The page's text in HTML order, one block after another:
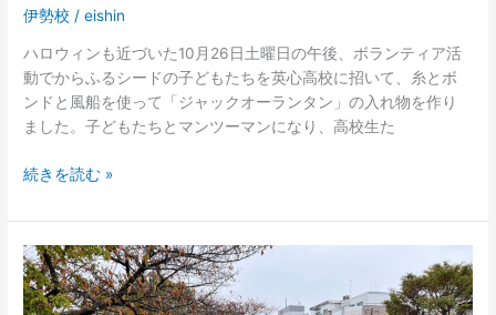
伊勢校 /eishin
ハロウィンも近づいた10月26日土曜日の午後、ボランティア活
動でからふるシードの子どもたちを英心高校に招いて、糸とボ
ンドと風船を使って「ジャックオーランタン」の入れ物を作り
ました。子どもたちとマンツーマンになり、高校生た
続きを読む »
《伊
勢》
【ボ